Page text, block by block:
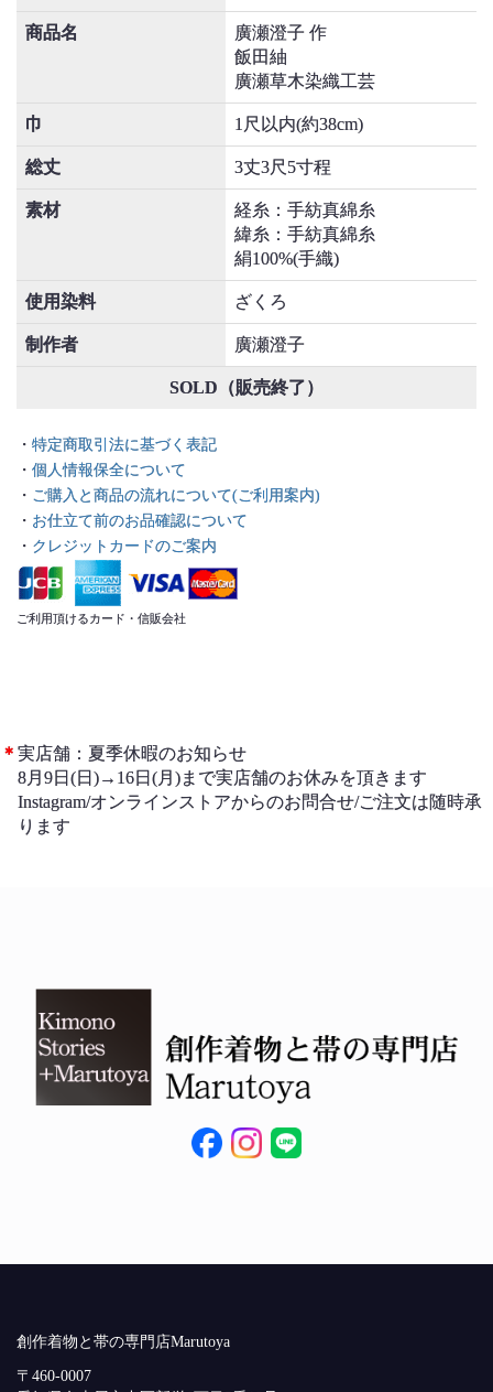
商品名
廣瀬澄子 作
飯田紬
廣瀬草木染織工芸
巾 1尺以内(約38cm)
総丈 3丈3尺5寸程
素材
経糸：手紡真綿糸
緯糸：手紡真綿糸
絹100%(手織)
使用染料 ざくろ
制作者 廣瀬澄子
SOLD（販売終了）
・ 特定商取引法に基づく表記
・ 個人情報保全について
・ ご購入と商品の流れについて(ご利用案内)
・ お仕立て前のお品確認について
・ クレジットカードのご案内
ご利用頂けるカード・信販会社
＊ 実店舗：夏季休暇のお知らせ
8月9日(日)→16日(月)まで実店舗のお休みを頂きます
Instagram/オンラインストアからのお問合せ/ご注文は随時承
ります
創作着物と帯の専門店Marutoya
〒460-0007